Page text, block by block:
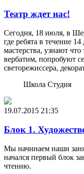
Театр ждет нас!
Сегодня, 18 июля, в
где ребята в течение
мастерства, узнают
вербатим, попробуют
светорежиссера,
Школа Студия
19.07.2015 21:35
Блок 1.
Мы начинаем наши
начался первый блок
чтению.